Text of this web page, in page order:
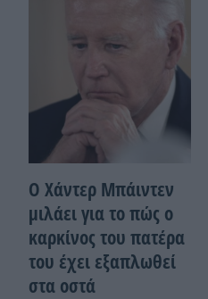
Ο Χάντερ Μπάιντεν
μιλάει για το πώς ο
καρκίνος του πατέρα
του έχει εξαπλωθεί
στα οστά